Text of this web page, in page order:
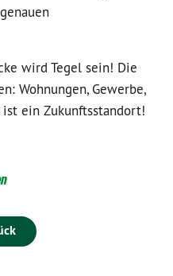
wird Tegel sein! Die
Wohnungen, Gewerbe,
ist ein Zukunftsstandort!